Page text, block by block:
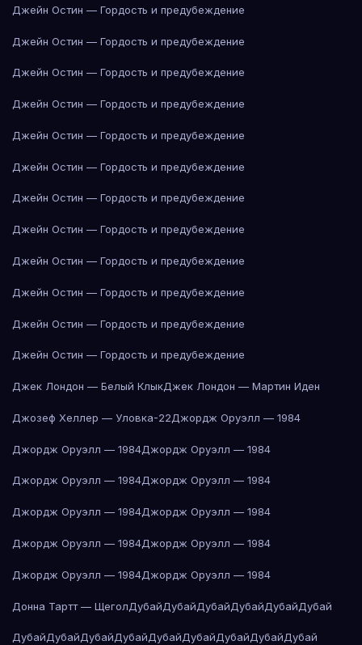
Джейн Остин — Гордость и предубеждение
Джейн Остин — Гордость и предубеждение
Джейн Остин — Гордость и предубеждение
Джейн Остин — Гордость и предубеждение
Джейн Остин — Гордость и предубеждение
Джейн Остин — Гордость и предубеждение
Джейн Остин — Гордость и предубеждение
Джейн Остин — Гордость и предубеждение
Джейн Остин — Гордость и предубеждение
Джейн Остин — Гордость и предубеждение
Джейн Остин — Гордость и предубеждение
Джейн Остин — Гордость и предубеждение
Джек Лондон — Белый КлыкДжек Лондон — Мартин Иден
Джозеф Хеллер — Уловка-22Джордж Оруэлл — 1984
Джордж Оруэлл — 1984Джордж Оруэлл — 1984
Джордж Оруэлл — 1984Джордж Оруэлл — 1984
Джордж Оруэлл — 1984Джордж Оруэлл — 1984
Джордж Оруэлл — 1984Джордж Оруэлл — 1984
Джордж Оруэлл — 1984Джордж Оруэлл — 1984
Донна Тартт — ЩеголДубайДубайДубайДубайДубайДубай
ДубайДубайДубайДубайДубайДубайДубайДубайДубай